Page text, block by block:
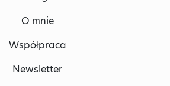
O mnie
Współpraca
Newsletter